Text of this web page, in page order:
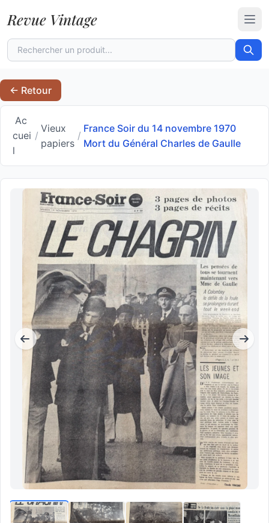
Revue Vintage
← Retour
Ac
cuei
l
/
Vieux
papiers
/
France Soir du 14 novembre 1970
Mort du Général Charles de Gaulle